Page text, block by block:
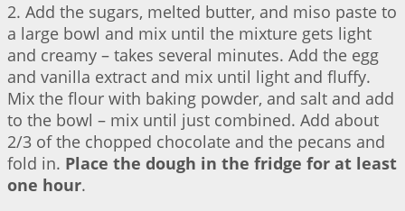
2. Add the sugars, melted butter, and miso paste to
a large bowl and mix until the mixture gets light
and creamy – takes several minutes. Add the egg
and vanilla extract and mix until light and fluffy.
Mix the flour with baking powder, and salt and add
to the bowl – mix until just combined. Add about
2/3 of the chopped chocolate and the pecans and
fold in. Place the dough in the fridge for at least
one hour.